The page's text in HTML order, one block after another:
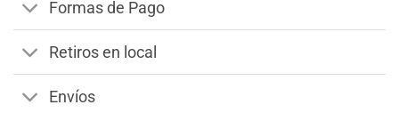
Formas de Pago
Retiros en local
Envíos